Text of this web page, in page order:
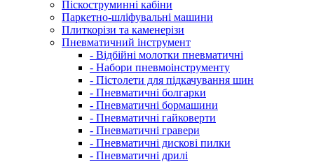
Піскоструминні кабіни
Паркетно-шліфувальні машини
Плиткорізи та каменерізи
Пневматичний інструмент
- Відбійні молотки пневматичні
- Набори пневмоінструменту
- Пістолети для підкачування шин
- Пневматичні болгарки
- Пневматичні бормашини
- Пневматичні гайковерти
- Пневматичні гравери
- Пневматичні дискові пилки
- Пневматичні дрилі